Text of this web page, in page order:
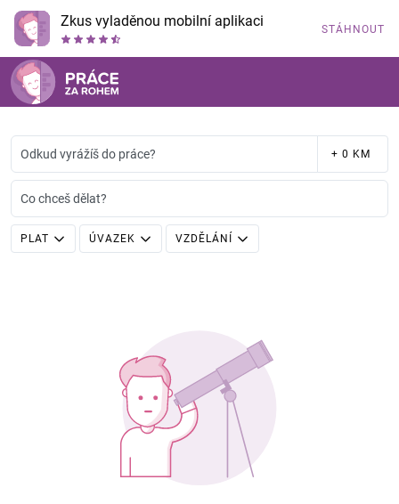
Zkus vyladěnou mobilní aplikaci STÁHNOUT
Odkud vyrážíš do práce? + 0 KM
Co chceš dělat?
PLAT ÚVAZEK VZDĚLÁNÍ